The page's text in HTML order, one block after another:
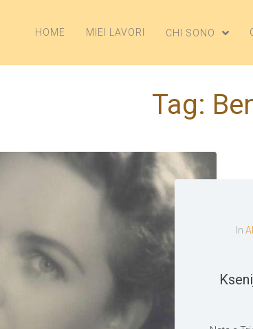
HOME MIEI LAVORI CHI SONO
Tag:
In